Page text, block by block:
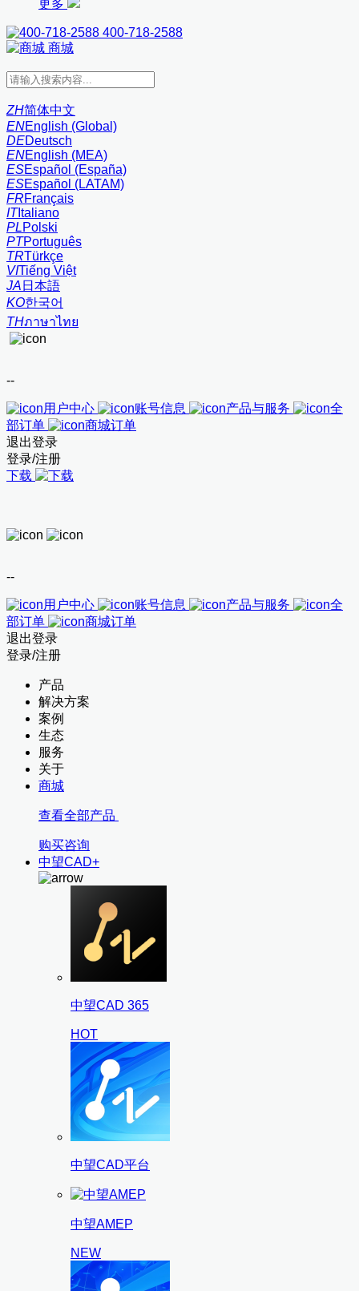
更多
400-718-2588
商城
ZH简体中文
ENEnglish (Global)
DEDeutsch
ENEnglish (MEA)
ESEspañol (España)
ESEspañol (LATAM)
FRFrançais
ITItaliano
PLPolski
PTPortuguês
TRTürkçe
VITiếng Việt
JA 日本語
KO한국어
THภาษาไทย
--
用户中心 账号信息 产品与服务
全
部订单
商城订单
退出登录
登录/注册
下载
--
用户中心 账号信息 产品与服务
全
部订单
商城订单
退出登录
登录/注册
产品
解决方案
案例
生态
服务
关于
商城
查看全部产品
购买咨询
中望CAD+
中望CAD 365
HOT
中望CAD平台
中望AMEP
NEW